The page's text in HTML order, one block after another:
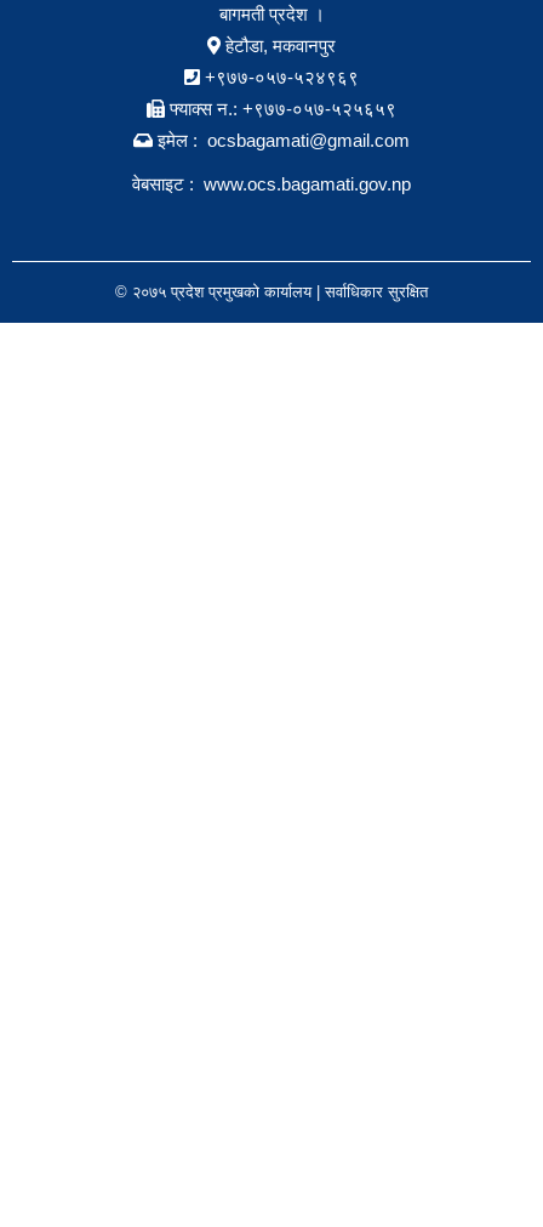
बागमती प्रदेश ।
हेटौडा, मकवानपुर
+९७७-०५७-५२४९६९
फ्याक्स न.: +९७७-०५७-५२५६५९
इमेल : ocsbagamati@gmail.com
वेबसाइट : www.ocs.bagamati.gov.np
© २०७५ प्रदेश प्रमुखको कार्यालय | सर्वाधिकार सुरक्षित